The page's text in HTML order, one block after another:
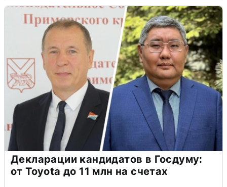
Декларации кандидатов в Госдуму:
от Toyota до 11 млн на счетах